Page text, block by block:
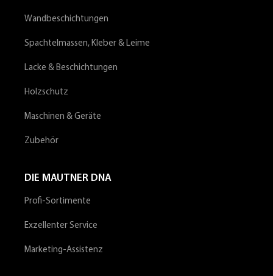
Wandbeschichtungen
Spachtelmassen, Kleber & Leime
Lacke & Beschichtungen
Holzschutz
Maschinen & Geräte
Zubehör
DIE MAUTNER DNA
Profi-Sortimente
Exzellenter Service
Marketing-Assistenz